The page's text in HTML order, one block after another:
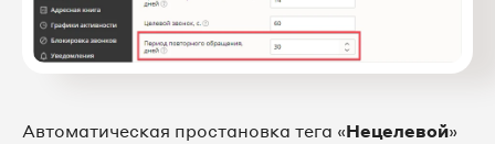
Автоматическая простановка тега «Нецелевой»